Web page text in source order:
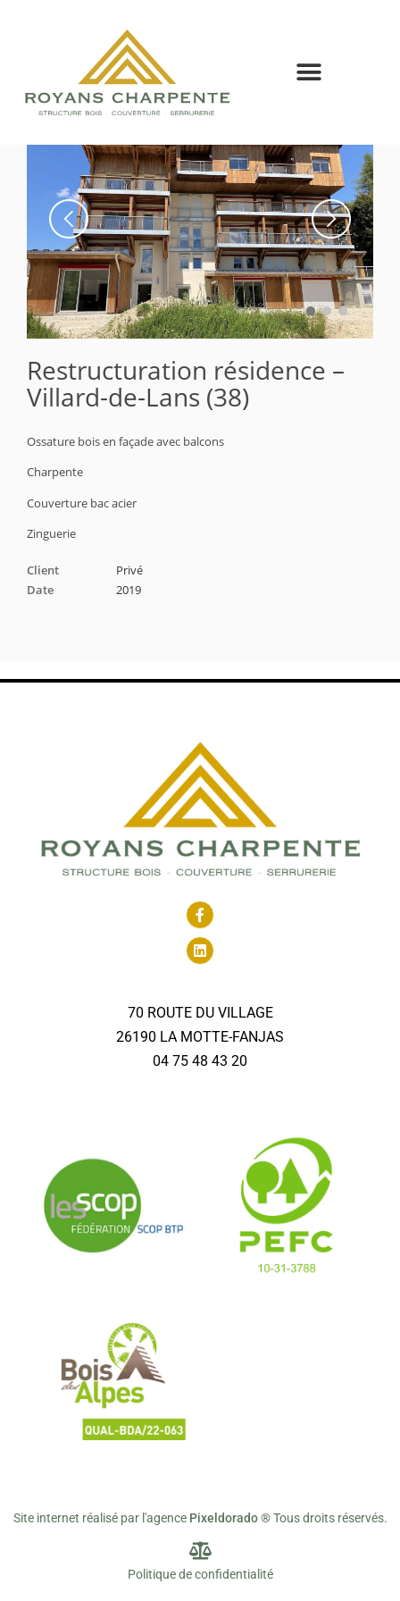
Restructuration résidence –
Villard-de-Lans (38)
Ossature bois en façade avec balcons
Charpente
Couverture bac acier
Zinguerie
Client
Privé
Date
2019
70 ROUTE DU VILLAGE
26190 LA MOTTE-FANJAS
04 75 48 43 20
Site internet réalisé par l'agence Pixeldorado ®Tous droits réservés.
Politique de confidentialité